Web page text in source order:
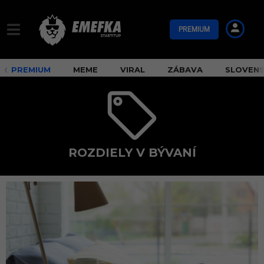
PREMIUM
PREMIUM MEME VIRAL ZÁBAVA
ROZDIELY V BÝVANÍ